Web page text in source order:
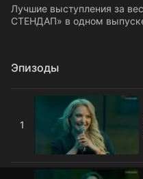
Лучшие выступления за
СТЕНДАП» в одном
Эпизоды
1
1 выпуск
2 выпуск